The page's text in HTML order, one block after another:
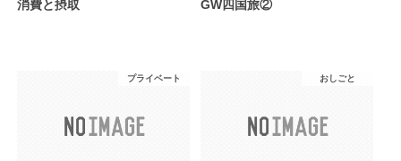
消費と摂取 GW四国旅②
プライベート おしごと